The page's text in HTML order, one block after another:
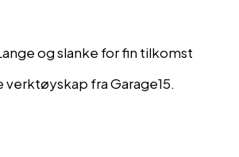
og slanke for fin tilkomst
fra Garage15.